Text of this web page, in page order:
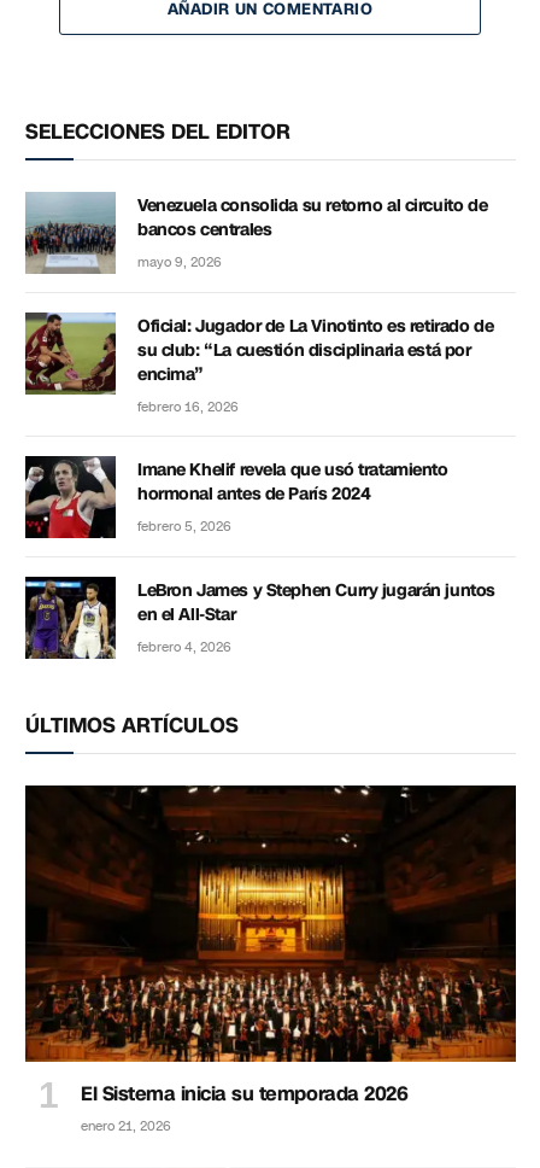
AÑADIR UN COMENTARIO
SELECCIONES DEL EDITOR
Venezuela consolida su retorno al circuito de
bancos centrales
mayo 9, 2026
Oficial: Jugador de La Vinotinto es retirado de
su club: “La cuestión disciplinaria está por
encima”
febrero 16, 2026
Imane Khelif revela que usó tratamiento
hormonal antes de París 2024
febrero 5, 2026
LeBron James y Stephen Curry jugarán juntos
en el All-Star
febrero 4, 2026
ÚLTIMOS ARTÍCULOS
El Sistema inicia su temporada 2026
enero 21, 2026